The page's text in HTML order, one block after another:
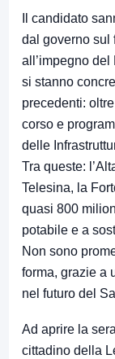
Il candidato
dal governo sul
all’impegno
si stanno
precedenti:
corso e
delle
Tra queste:
Telesina, la
quasi 800
potabile e a
Non sono
forma, grazie a
nel futuro del
Ad aprire la
cittadino della